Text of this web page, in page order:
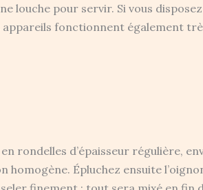
pour servir. Si vous disposez
appareils fonctionnent également
rondelles d’épaisseur régulière,
Épluchez ensuite